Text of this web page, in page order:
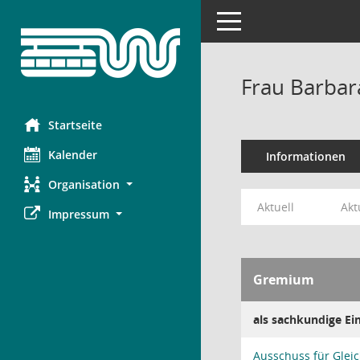
Startseite
Kalender
Organisation
Impressum
Toggle navigation
Frau
Informationen
Aktuell
Gremium
als sachkundige
Ausschuss für